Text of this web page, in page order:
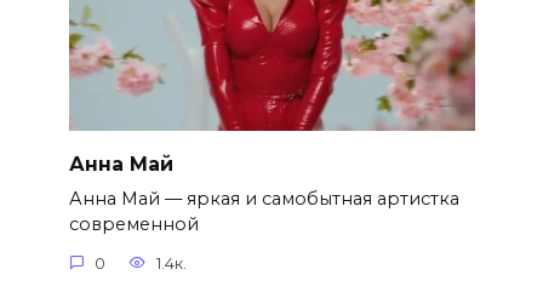
Анна Май
Анна Май — яркая и самобытная артистка
современной
0 1.4к.